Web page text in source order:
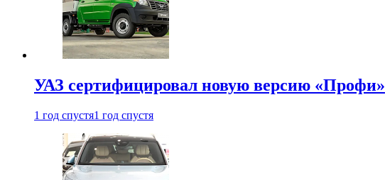
УАЗ сертифицировал новую версию «Профи»
1 год спустя1 год спустя